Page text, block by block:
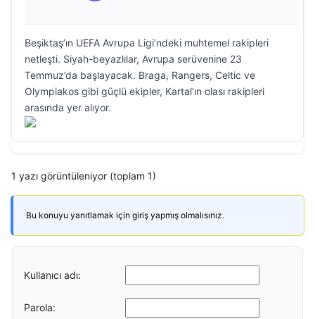
Beşiktaş’ın UEFA Avrupa Ligi’ndeki muhtemel rakipleri
netleşti. Siyah-beyazlılar, Avrupa serüvenine 23
Temmuz’da başlayacak. Braga, Rangers, Celtic ve
Olympiakos gibi güçlü ekipler, Kartal’ın olası rakipleri
arasında yer alıyor.
1 yazı görüntüleniyor (toplam 1)
Bu konuyu yanıtlamak için giriş yapmış olmalısınız.
Kullanıcı adı:
Parola: